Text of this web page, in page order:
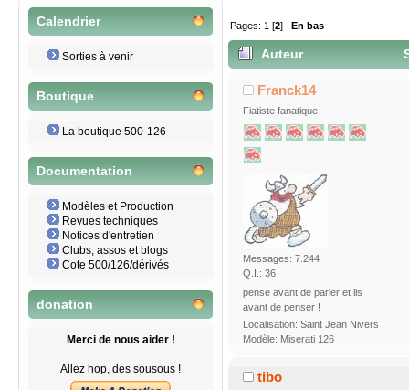
Calendrier
Sorties à venir
Boutique
La boutique 500-126
Documentation
Modèles et Production
Revues techniques
Notices d'entretien
Clubs, assos et blogs
Cote 500/126/dérivés
donation
Merci de nous aider !
Allez hop, des sousous !
Pages: 1 [2] En bas
Auteur
Franck14
Fiatiste fanatique
Messages: 7.244
Q.I.: 36
pense avant de parler et lis
avant de penser !
Localisation: Saint Jean Nivers
Modèle: Miserati 126
tibo